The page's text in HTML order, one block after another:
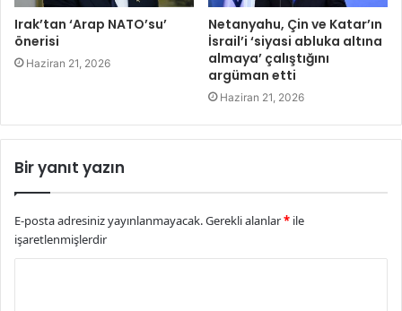
Irak’tan ‘Arap NATO’su’
önerisi
Haziran 21, 2026
Netanyahu, Çin ve Katar’ın
İsrail’i ‘siyasi abluka altına
almaya’ çalıştığını
argüman etti
Haziran 21, 2026
Bir yanıt yazın
E-posta adresiniz yayınlanmayacak.Gerekli alanlar* ile
işaretlenmişlerdir